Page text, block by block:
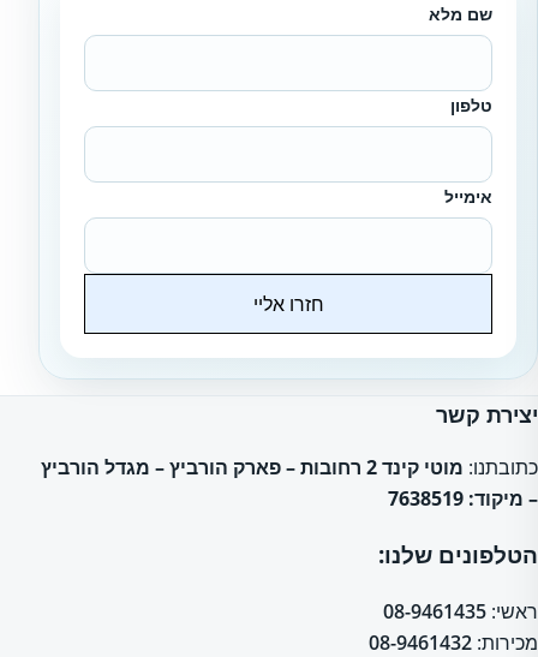
שם מלא
טלפון
אימייל
חזרו אליי
יצירת קשר
כתובתנו:
מוטי קינד 2 רחובות – פארק הורביץ – מגדל הורביץ
– מיקוד: 7638519
הטלפונים שלנו:
ראשי: 08-9461435
מכירות: 08-9461432